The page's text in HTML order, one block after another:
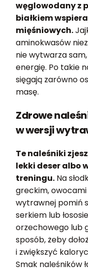
węglowodany z
białkiem
mięśniowych.
aminokwasów
nie wytwarza
energię. Po takie
sięgają zarówno
masę.
Zdrowe
w wersji
Te naleśniki
lekki deser albo
treningu. Na
greckim,
wytrawnej pomiń
serkiem lub
orzechowego lub
sposób, żeby
i zwiększyć
Smak naleśników